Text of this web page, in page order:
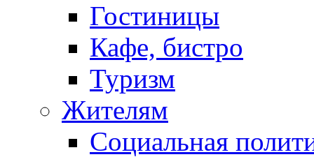
Гостиницы
Кафе, бистро
Туризм
Жителям
Социальная